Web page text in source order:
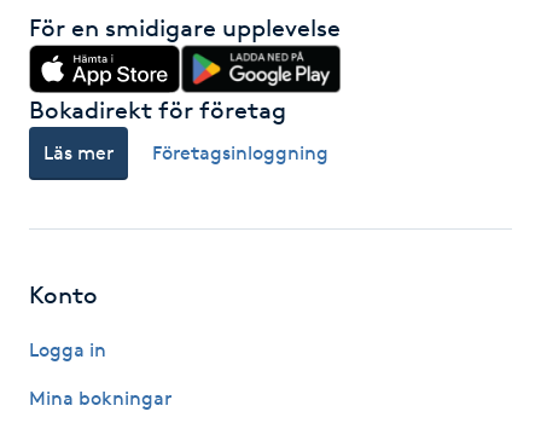
Hypnos
Hårborttagning
Hårbottenbehandling
Hårvård
Hälsa
För en smidigare upplevelse
Bokadirekt för företag
Läs mer Företagsinloggning
Konto
Logga in
Mina bokningar